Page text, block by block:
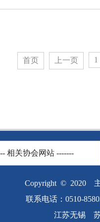
首页 上一页 1
相关协会网站 -------
Copyright © 2020
联系电话：0510-
江苏无锡 苏